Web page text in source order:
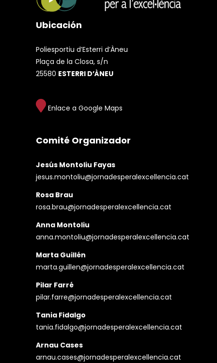
Ubicación
Poliesportiu d’Esterri d’Àneu
Plaça de la Closa, s/n
25580 ESTERRI D’ÀNEU
Enlace a Google Maps
Comité Organizador
Jesús Montoliu Fayas
jesus.montoliu@jornadesperalexcellencia.cat
Rosa Brau
rosa.brau@jornadesperalexcellencia.cat
Anna Montoliu
anna.montoliu@jornadesperalexcellencia.cat
Marta Guillén
marta.guillen@jornadesperalexcellencia.cat
Pilar Farré
pilar.farre@jornadesperalexcellencia.cat
Tania Fidalgo
tania.fidalgo@jornadesperalexcellencia.cat
Arnau Cases
arnau.cases@jornadesperalexcellencia.cat